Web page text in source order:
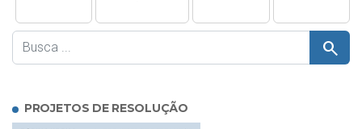
search
PROJETOS DE RESOLUÇÃO